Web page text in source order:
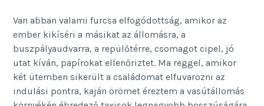
Van abban valami furcsa elfogódottság, amikor az
ember kikíséri a másikat az állomásra, a
buszpályaudvarra, a repülőtérre, csomagot cipel, jó
utat kíván, papírokat ellenőriztet. Ma reggel, amikor
két ütemben sikerült a családomat elfuvarozni az
indulási pontra, kaján örömet éreztem a vasútállomás